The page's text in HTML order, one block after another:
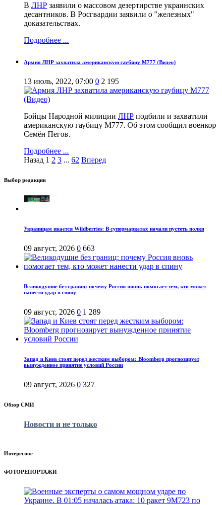
В ЛНР заявили о массовом дезертирстве украинских
десантников. В Росгвардии заявили о "железных"
доказательствах.
Подробнее ...
Армия ЛНР захватила американскую гаубицу М777 (Видео)
13 июль, 2022, 07:00 0 2 195
Бойцы Народной милиции ЛНР подбили и захватили
американскую гаубицу М777. Об этом сообщил военкор
Семён Пегов.
Подробнее ...
Назад 1 2 3 ... 62 Вперед
Выбор редакции
Украинцам икается Wildberries: В супермаркетах начали пустеть полки
09 август, 2026 0 663
Великодушие без границ: почему Россия вновь помогает тем, кто может
нанести удар в спину
09 август, 2026 0 1 289
Запад и Киев стоят перед жестким выбором: Bloomberg прогнозирует
вынужденное принятие условий России
09 август, 2026 0 327
Обзор СМИ
Новости и не только
Интересное
ФОТОРЕПОРТАЖИ